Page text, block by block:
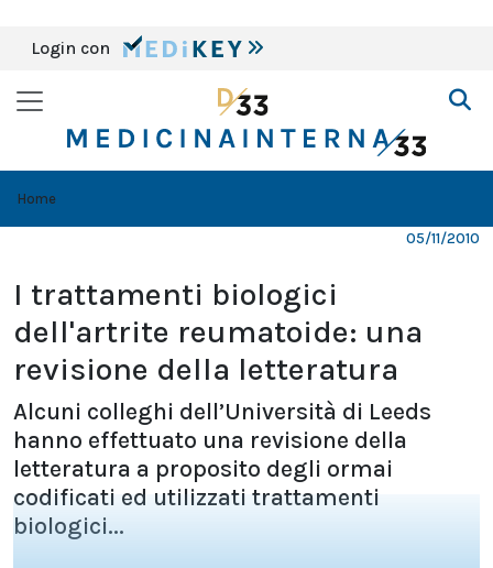
Login con
Home
05/11/2010
I trattamenti biologici
dell'artrite reumatoide: una
revisione della letteratura
Alcuni colleghi dell’Università di Leeds
hanno effettuato una revisione della
letteratura a proposito degli ormai
codificati ed utilizzati trattamenti
biologici...